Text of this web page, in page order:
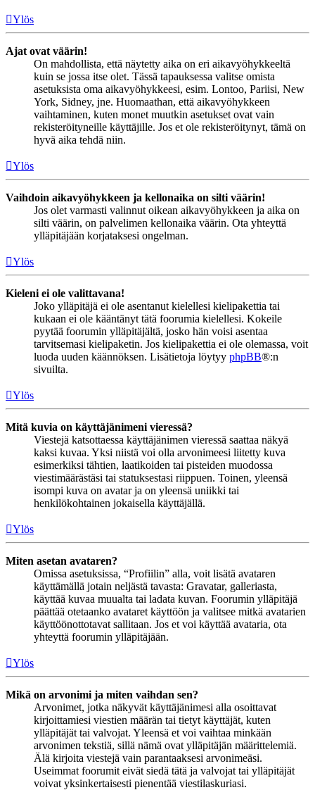
Ylös
Ajat ovat väärin!
On mahdollista, että näytetty aika on eri aikavyöhykkeeltä
kuin se jossa itse olet. Tässä tapauksessa valitse omista
asetuksista oma aikavyöhykkeesi, esim. Lontoo, Pariisi, New
York, Sidney, jne. Huomaathan, että aikavyöhykkeen
vaihtaminen, kuten monet muutkin asetukset ovat vain
rekisteröityneille käyttäjille. Jos et ole rekisteröitynyt, tämä on
hyvä aika tehdä niin.
Ylös
Vaihdoin aikavyöhykkeen ja kellonaika on silti väärin!
Jos olet varmasti valinnut oikean aikavyöhykkeen ja aika on
silti väärin, on palvelimen kellonaika väärin. Ota yhteyttä
ylläpitäjään korjataksesi ongelman.
Ylös
Kieleni ei ole valittavana!
Joko ylläpitäjä ei ole asentanut kielellesi kielipakettia tai
kukaan ei ole kääntänyt tätä foorumia kielellesi. Kokeile
pyytää foorumin ylläpitäjältä, josko hän voisi asentaa
tarvitsemasi kielipaketin. Jos kielipakettia ei ole olemassa, voit
luoda uuden käännöksen. Lisätietoja löytyy phpBB®:n
sivuilta.
Ylös
Mitä kuvia on käyttäjänimeni vieressä?
Viestejä katsottaessa käyttäjänimen vieressä saattaa näkyä
kaksi kuvaa. Yksi niistä voi olla arvonimeesi liitetty kuva
esimerkiksi tähtien, laatikoiden tai pisteiden muodossa
viestimäärästäsi tai statuksestasi riippuen. Toinen, yleensä
isompi kuva on avatar ja on yleensä uniikki tai
henkilökohtainen jokaisella käyttäjällä.
Ylös
Miten asetan avataren?
Omissa asetuksissa, “Profiilin” alla, voit lisätä avataren
käyttämällä jotain neljästä tavasta: Gravatar, galleriasta,
käyttää kuvaa muualta tai ladata kuvan. Foorumin ylläpitäjä
päättää otetaanko avataret käyttöön ja valitsee mitkä avatarien
käyttöönottotavat sallitaan. Jos et voi käyttää avataria, ota
yhteyttä foorumin ylläpitäjään.
Ylös
Mikä on arvonimi ja miten vaihdan sen?
Arvonimet, jotka näkyvät käyttäjänimesi alla osoittavat
kirjoittamiesi viestien määrän tai tietyt käyttäjät, kuten
ylläpitäjät tai valvojat. Yleensä et voi vaihtaa minkään
arvonimen tekstiä, sillä nämä ovat ylläpitäjän määrittelemiä.
Älä kirjoita viestejä vain parantaaksesi arvonimeäsi.
Useimmat foorumit eivät siedä tätä ja valvojat tai ylläpitäjät
voivat yksinkertaisesti pienentää viestilaskuriasi.